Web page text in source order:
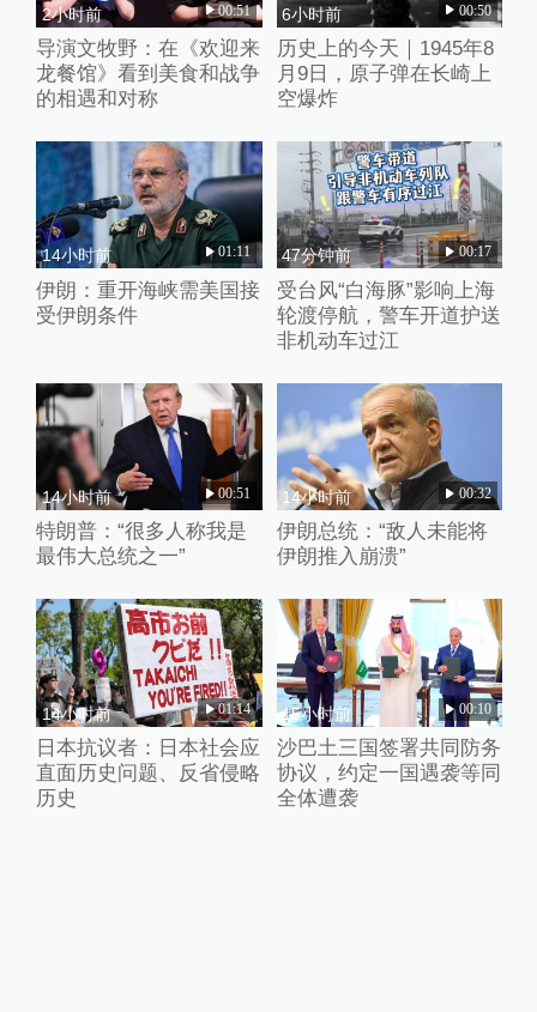
2小时前 00:51
导演文牧野：在《欢迎来
龙餐馆》看到美食和战争
的相遇和对称
6小时前 00:50
历史上的今天｜1945年8
月9日，原子弹在长崎上
空爆炸
14小时前 01:11
伊朗：重开海峡需美国接
受伊朗条件
47分钟前 00:17
受台风“白海豚”影响上海
轮渡停航，警车开道护送
非机动车过江
14小时前 00:51
特朗普：“很多人称我是
最伟大总统之一”
14小时前 00:32
伊朗总统：“敌人未能将
伊朗推入崩溃”
14小时前 01:14
日本抗议者：日本社会应
直面历史问题、反省侵略
历史
15小时前 00:10
沙巴土三国签署共同防务
协议，约定一国遇袭等同
全体遭袭